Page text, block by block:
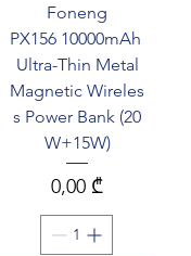
Foneng
PX156 10000mAh
Ultra-Thin Metal
Magnetic Wireles
s Power Bank (20
W+15W)
Price
0,00 ₾